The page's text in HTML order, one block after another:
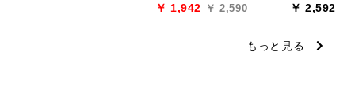
￥ 1,942 ￥ 2,590 ￥ 2,592
もっと見る